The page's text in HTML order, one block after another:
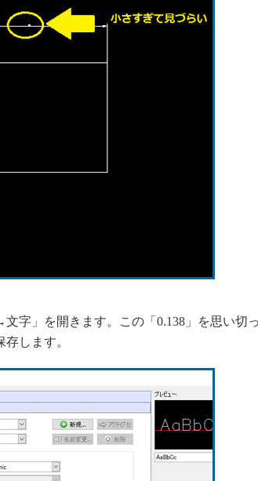
イノベーション
グローバル設計・開発
」を開きます。この「0.138」を思い切っ
します。